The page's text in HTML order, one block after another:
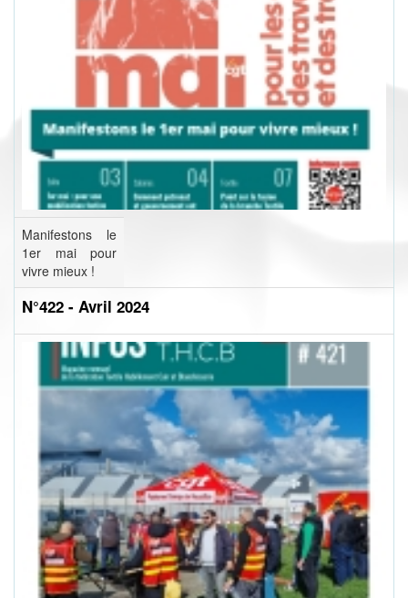
Manifestons le
1er mai pour
vivre mieux !
N°422 - Avril 2024